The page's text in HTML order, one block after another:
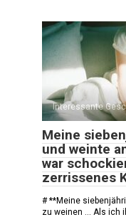
Interessante
Meine
und weinte
war
zerrissenes
# **Meine
zu weinen … Als ich